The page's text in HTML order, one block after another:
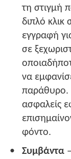
τη στιγμή
διπλό
εγγραφή
σε
να
παράθυρο.
ασφαλείς
φόντο.
Συμβάντα